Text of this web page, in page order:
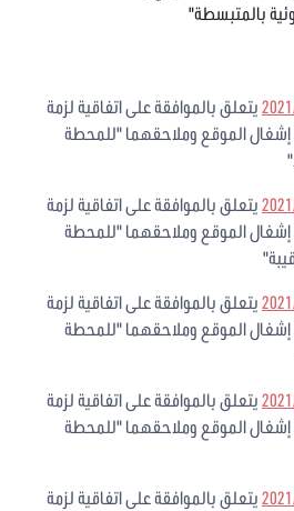
بالمتبسطة"
يتعلق بالموافقة على اتفاقية لزمة
إشغال الموقع وملاحقهما "للمحطة
يتعلق بالموافقة على اتفاقية لزمة
إشغال الموقع وملاحقهما "للمحطة
يتعلق بالموافقة على اتفاقية لزمة
إشغال الموقع وملاحقهما "للمحطة
يتعلق بالموافقة على اتفاقية لزمة
إشغال الموقع وملاحقهما "للمحطة
يتعلق بالموافقة على اتفاقية لزمة